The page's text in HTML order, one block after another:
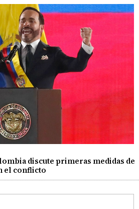
discute primeras medidas de
el conflicto